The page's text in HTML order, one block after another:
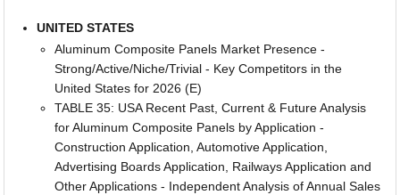
UNITED STATES
Aluminum Composite Panels Market Presence -
Strong/Active/Niche/Trivial - Key Competitors in the
United States for 2026 (E)
TABLE 35: USA Recent Past, Current & Future Analysis
for Aluminum Composite Panels by Application -
Construction Application, Automotive Application,
Advertising Boards Application, Railways Application and
Other Applications - Independent Analysis of Annual Sales